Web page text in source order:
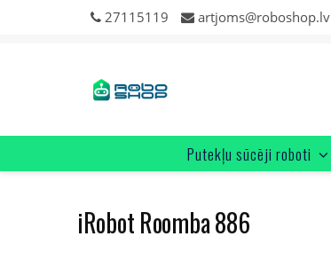
27115119 artjoms@roboshop.lv
Putekļu sūcēji roboti
iRobot Roomba 886